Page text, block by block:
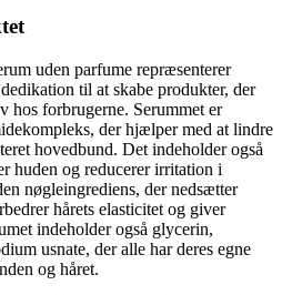
uden parfume repræsenterer
til at skabe produkter, der
hos forbrugerne. Serummet er
der hjælper med at lindre
hovedbund. Det indeholder også
huden og reducerer irritation i
nøgleingrediens, der nedsætter
hårets elasticitet og giver
indeholder også glycerin,
usnate, der alle har deres egne
og håret.